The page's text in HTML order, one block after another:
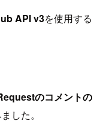
API v3を使用する
のコメントの
した。